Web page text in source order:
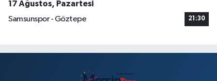
17 Ağustos, Pazartesi
Samsunspor - Göztepe
21:30